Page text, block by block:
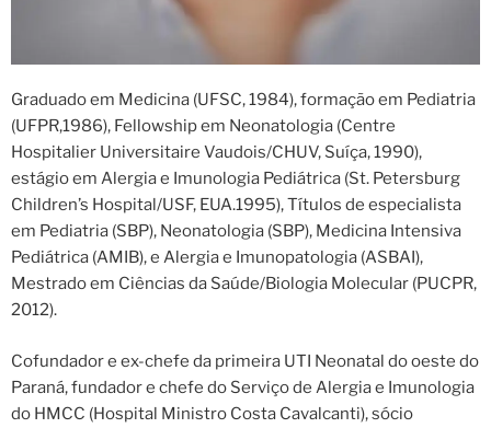
Graduado em Medicina (UFSC, 1984), formação em Pediatria
(UFPR,1986), Fellowship em Neonatologia (Centre
Hospitalier Universitaire Vaudois/CHUV, Suíça, 1990),
estágio em Alergia e Imunologia Pediátrica (St. Petersburg
Children’s Hospital/USF, EUA.1995), Títulos de especialista
em Pediatria (SBP), Neonatologia (SBP), Medicina Intensiva
Pediátrica (AMIB), e Alergia e Imunopatologia (ASBAI),
Mestrado em Ciências da Saúde/Biologia Molecular (PUCPR,
2012).
Cofundador e ex-chefe da primeira UTI Neonatal do oeste do
Paraná, fundador e chefe do Serviço de Alergia e Imunologia
do HMCC (Hospital Ministro Costa Cavalcanti), sócio